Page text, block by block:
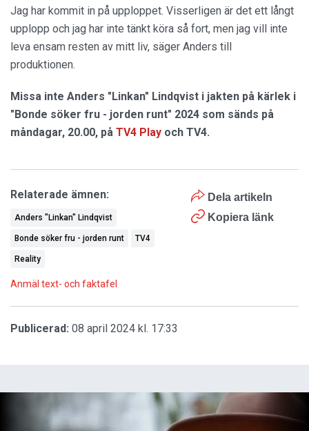
Jag har kommit in på upploppet. Visserligen är det ett långt
upplopp och jag har inte tänkt köra så fort, men jag vill inte
leva ensam resten av mitt liv, säger Anders till
produktionen.
Missa inte Anders "Linkan" Lindqvist i jakten på kärlek i
"Bonde söker fru - jorden runt" 2024 som sänds på
måndagar, 20.00, på TV4 Play och TV4.
Dela artikeln
Kopiera länk
Relaterade ämnen:
Anders "Linkan" Lindqvist
Bonde söker fru - jorden runt TV4
Reality
Anmäl text- och faktafel
Publicerad: 08 april 2024 kl. 17:33